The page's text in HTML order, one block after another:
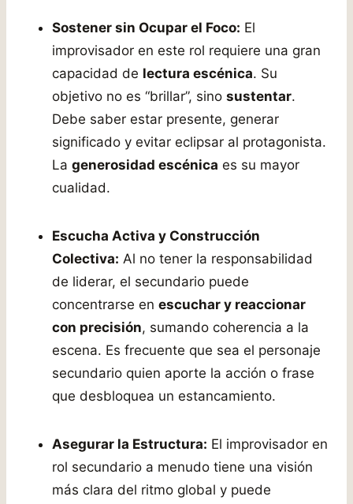
Sostener sin Ocupar el Foco: El
improvisador en este rol requiere una gran
capacidad de lectura escénica. Su
objetivo no es “brillar”, sino sustentar.
Debe saber estar presente, generar
significado y evitar eclipsar al protagonista.
La generosidad escénica es su mayor
cualidad.
Escucha Activa y Construcción
Colectiva: Al no tener la responsabilidad
de liderar, el secundario puede
concentrarse en escuchar y reaccionar
con precisión, sumando coherencia a la
escena. Es frecuente que sea el personaje
secundario quien aporte la acción o frase
que desbloquea un estancamiento.
Asegurar la Estructura: El improvisador en
rol secundario a menudo tiene una visión
más clara del ritmo global y puede